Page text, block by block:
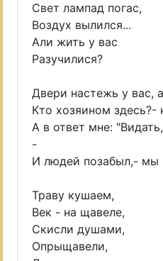
Свет лампад погас,
Воздух вылился...
Али жить у вас
Разучилися?
Двери настежь у вас,
Кто хозяином здесь?-
А в ответ мне:
-
И людей позабыл,- мы
Траву кушаем,
Век - на щавеле,
Скисли душами,
Опрыщавели,